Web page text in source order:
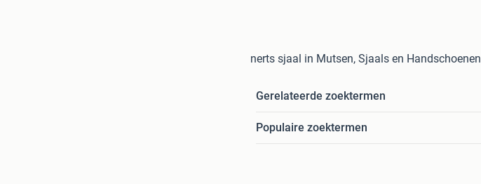
nerts sjaal in Mutsen, Sjaals en Handschoenen
Gerelateerde zoektermen
Populaire zoektermen